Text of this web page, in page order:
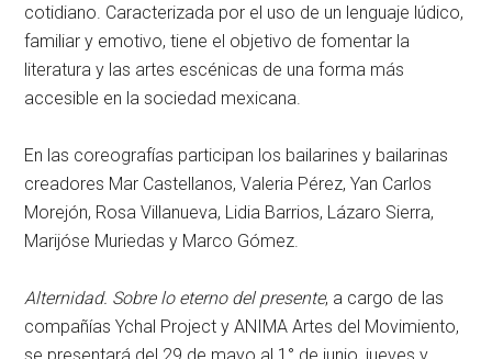
cotidiano. Caracterizada por el uso de un lenguaje lúdico,
familiar y emotivo, tiene el objetivo de fomentar la
literatura y las artes escénicas de una forma más
accesible en la sociedad mexicana.
En las coreografías participan los bailarines y bailarinas
creadores Mar Castellanos, Valeria Pérez, Yan Carlos
Morejón, Rosa Villanueva, Lidia Barrios, Lázaro Sierra,
Marijóse Muriedas y Marco Gómez.
Alternidad. Sobre lo eterno del presente, a cargo de las
compañíasYchal Project y ANIMA Artes del Movimiento,